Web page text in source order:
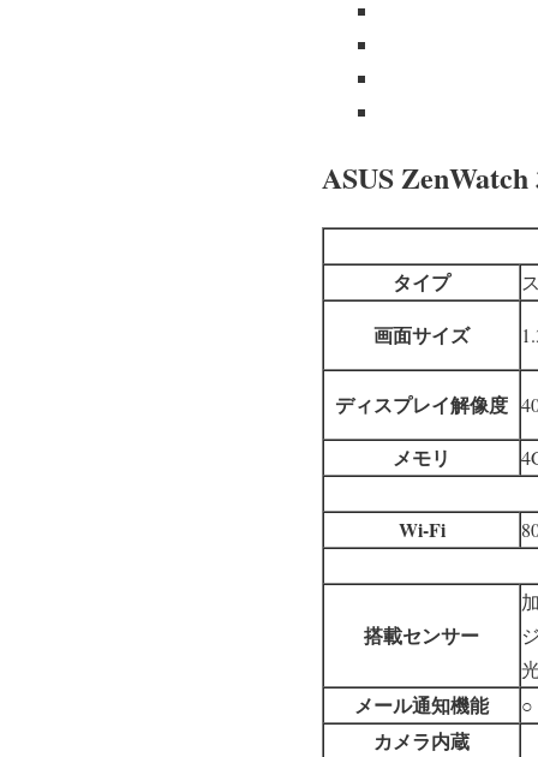
ASUS
タイプ
画面サイズ
ディスプレイ解像度
メモリ
Wi-Fi
搭載センサー
メール通知機能 ○
カメラ内蔵